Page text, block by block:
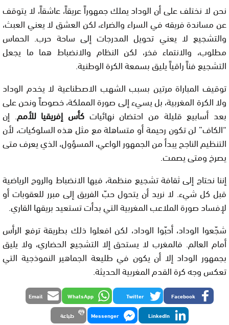
نحن لا نختلف على أن الوداد يملك جمهوراً عريقاً، عاشقاً، لا يتوقف
عن مساندة فريقه في السراء والضراء، لكن العشق لا يعني العبث،
والتشجيع لا يعني تحويل المدرجات إلى ساحة حرب. الحماس
مطلوب، والانتماء فخر، لكن النظام والانضباط هما ما يجعل
التشجيع فناً راقياً يليق بسمعة الكرة الوطنية.
توقيف المباراة مرتين بسبب الشهب الاصطناعية لا يخدم الوداد
ولا الكرة المغربية، بل يسيء إلى صورة المملكة، خصوصاً ونحن على
بعد أسابيع قليلة من احتضان نهائيات كأس إفريقيا للأمم. إن
“الكاف” لن تكون رحيمة أو متساهلة مع مثل هذه السلوكيات، لأن
التنظيم الناجح يبدأ من الجمهور الواعي، المسؤول، الذي يعرف متى
يصرخ ومتى يصمت.
إننا نحتاج إلى ثقافة تشجيع منظمة، فيها الانضباط والروح الرياضية
قبل كل شيء. لا نريد أن يتحول حبّ الفريق إلى مبرر للعقوبات أو
لإفساد صورة الملاعب المغربية التي بدأت تستعيد بريقها القاري.
شجّعوا الوداد، أحبّوا الوداد، لكن افعلوا ذلك بطريقة ترفع الرأس
أمام العالم. فالمغرب لا يستحق إلا التشجيع الحضاري، ولا يليق
بجمهور الوداد إلا أن يكون في طليعة الجماهير النموذجية التي
تعكس وجه كرة القدم المغربية الحديثة.
Facebook
Twitter
WhatsApp
Email
LinkedIn
Messenger طباعة